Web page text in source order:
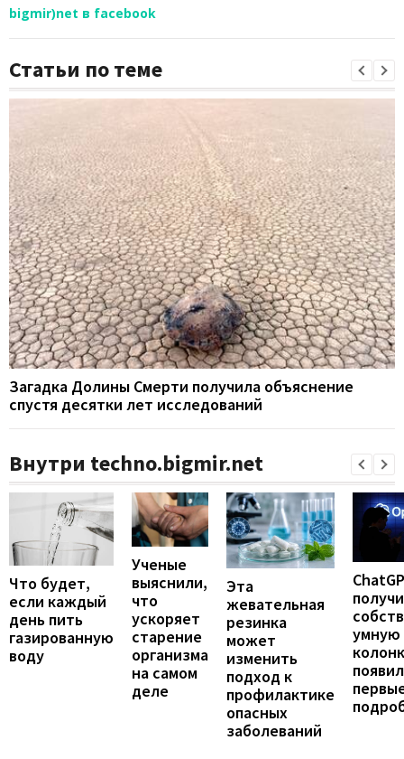
bigmir)net в facebook
Статьи по теме
Загадка Долины Смерти получила объяснение
спустя десятки лет исследований
Внутри techno.bigmir.net
Что будет,
если каждый
день пить
газированную
воду
Ученые
выяснили,
что
ускоряет
старение
организма
на самом
деле
Эта
жевательная
резинка
может
изменить
подход к
профилактике
опасных
заболеваний
умную